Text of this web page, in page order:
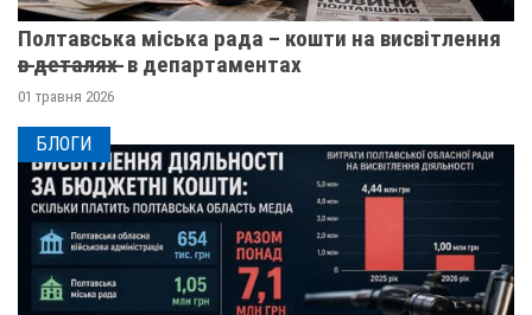
Полтавська міська рада – кошти на висвітлення
в̶ ̶д̶е̶т̶а̶л̶я̶х̶ ̶ в департаментах
01 травня 2026
БЛОГИ